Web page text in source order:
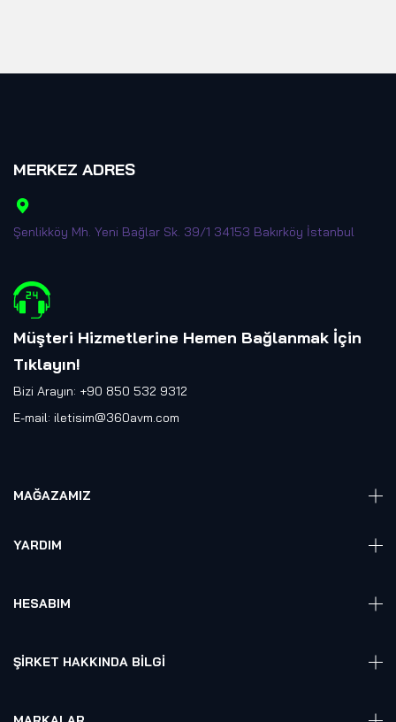
MERKEZ ADRES
Şenlikköy Mh. Yeni Bağlar Sk. 39/1 34153 Bakırköy İstanbul
Müşteri Hizmetlerine Hemen Bağlanmak İçin
Tıklayın!
Bizi Arayın: +90 850 532 9312
E-mail: iletisim@360avm.com
MAĞAZAMIZ
VR Ready PC
Elektronik
YARDIM
HESABIM
Sepet
ŞIRKET HAKKINDA BILGI
Referanslarımız